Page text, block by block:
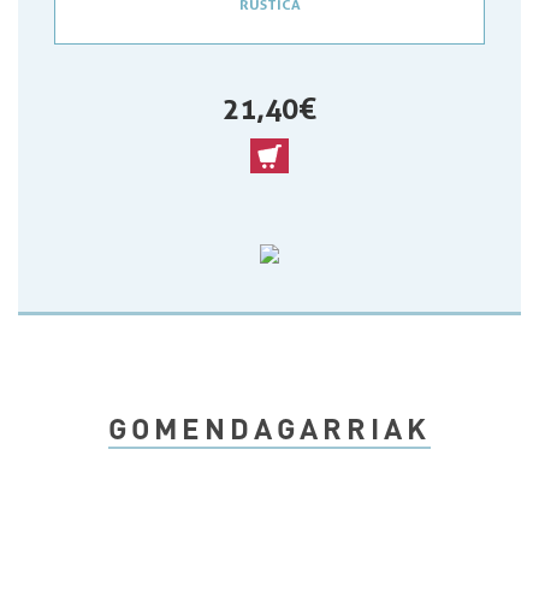
RUSTICA
21,40 €
GOMENDAGARRIAK